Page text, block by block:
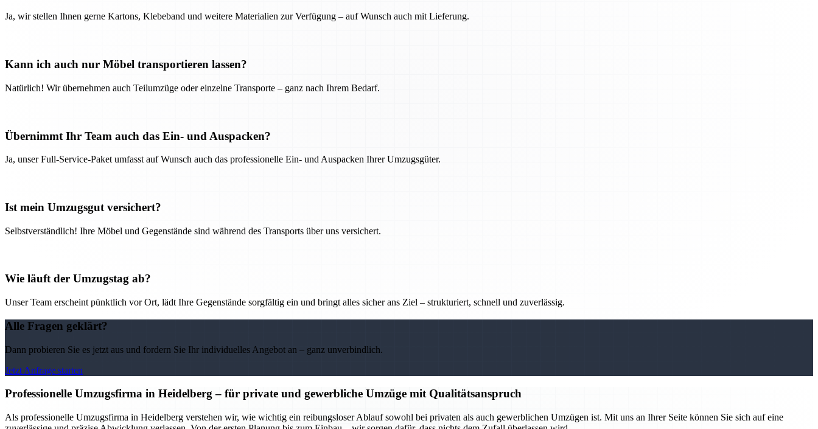
Ja, wir stellen Ihnen gerne Kartons, Klebeband und weitere Materialien zur Verfügung – auf Wunsch auch mit Lieferung.
Kann ich auch nur Möbel transportieren lassen?
Natürlich! Wir übernehmen auch Teilumzüge oder einzelne Transporte – ganz nach Ihrem Bedarf.
Übernimmt Ihr Team auch das Ein- und Auspacken?
Ja, unser Full-Service-Paket umfasst auf Wunsch auch das professionelle Ein- und Auspacken Ihrer Umzugsgüter.
Ist mein Umzugsgut versichert?
Selbstverständlich! Ihre Möbel und Gegenstände sind während des Transports über uns versichert.
Wie läuft der Umzugstag ab?
Unser Team erscheint pünktlich vor Ort, lädt Ihre Gegenstände sorgfältig ein und bringt alles sicher ans Ziel – strukturiert, schnell und zuverlässig.
Alle Fragen geklärt?
Dann probieren Sie es jetzt aus und fordern Sie Ihr individuelles Angebot an – ganz unverbindlich.
Jetzt Anfrage starten
Professionelle Umzugsfirma in Heidelberg – für private und gewerbliche Umzüge mit Qualitätsanspruch
Als professionelle Umzugsfirma in Heidelberg verstehen wir, wie wichtig ein reibungsloser Ablauf sowohl bei privaten als auch gewerblichen Umzügen ist. Mit uns an Ihrer Seite können Sie sich auf eine